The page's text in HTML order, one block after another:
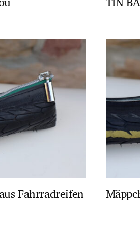
Fahrradreifen